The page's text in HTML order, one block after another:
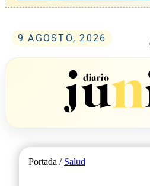
9 AGOSTO, 2026
Portada / Salud